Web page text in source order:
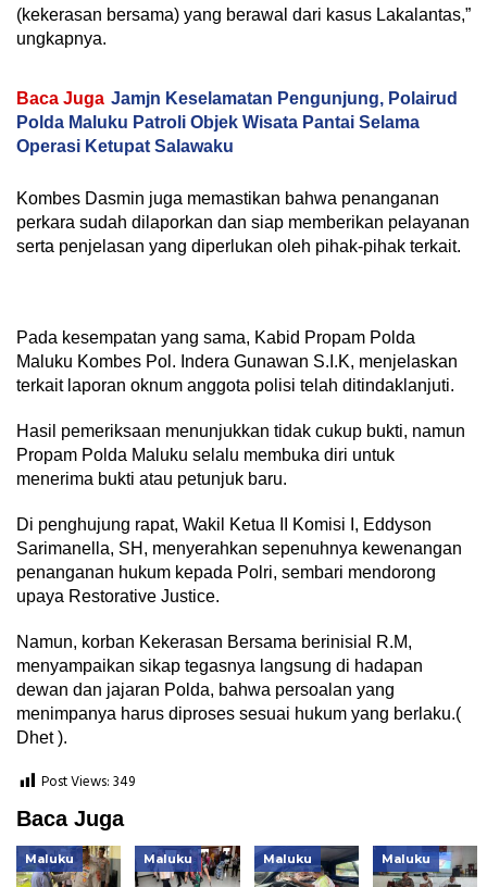
(kekerasan bersama) yang berawal dari kasus Lakalantas,”
ungkapnya.
Baca Juga Jamjn Keselamatan Pengunjung, Polairud
Polda Maluku Patroli Objek Wisata Pantai Selama
Operasi Ketupat Salawaku
Kombes Dasmin juga memastikan bahwa penanganan
perkara sudah dilaporkan dan siap memberikan pelayanan
serta penjelasan yang diperlukan oleh pihak-pihak terkait.
Pada kesempatan yang sama, Kabid Propam Polda
Maluku Kombes Pol. Indera Gunawan S.I.K, menjelaskan
terkait laporan oknum anggota polisi telah ditindaklanjuti.
Hasil pemeriksaan menunjukkan tidak cukup bukti, namun
Propam Polda Maluku selalu membuka diri untuk
menerima bukti atau petunjuk baru.
Di penghujung rapat, Wakil Ketua II Komisi I, Eddyson
Sarimanella, SH, menyerahkan sepenuhnya kewenangan
penanganan hukum kepada Polri, sembari mendorong
upaya Restorative Justice.
Namun, korban Kekerasan Bersama berinisial R.M,
menyampaikan sikap tegasnya langsung di hadapan
dewan dan jajaran Polda, bahwa persoalan yang
menimpanya harus diproses sesuai hukum yang berlaku.(
Dhet ).
Post Views:349
Baca Juga
Maluku Maluku Maluku Maluku